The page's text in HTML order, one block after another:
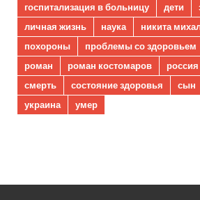
госпитализация в больницу
дети
личная жизнь
наука никита
похороны
проблемы со здоровьем
роман
роман костомаров россия
смерть
состояние здоровья сын
украина
умер